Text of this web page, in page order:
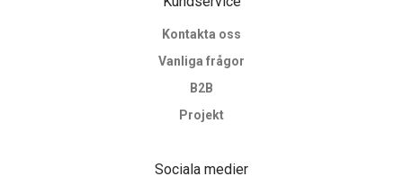
Kontakta oss
Vanliga frågor
B2B
Projekt
Sociala medier